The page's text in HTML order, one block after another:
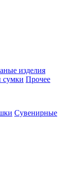
изделия
сумки Прочее
Сувенирные